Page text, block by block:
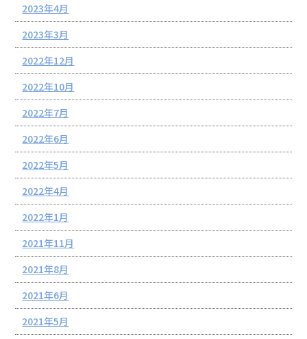
2023年4月
2023年3月
2022年12月
2022年10月
2022年7月
2022年6月
2022年5月
2022年4月
2022年1月
2021年11月
2021年8月
2021年6月
2021年5月